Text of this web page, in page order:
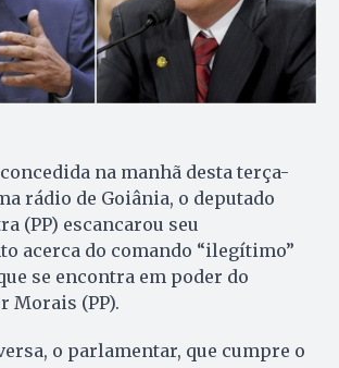
na manhã desta terça-
rádio de Goiânia, o deputado
(PP) escancarou seu
acerca do comando “ilegítimo”
se encontra em poder do
Morais (PP).
o parlamentar, que cumpre o